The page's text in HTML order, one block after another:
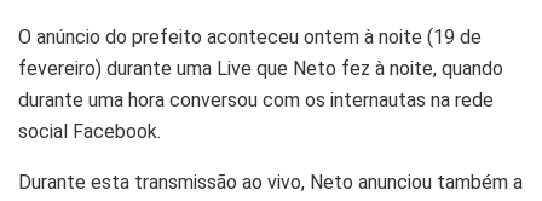
O anúncio do prefeito aconteceu ontem à noite (19 de
fevereiro) durante uma Live que Neto fez à noite, quando
durante uma hora conversou com os internautas na rede
social Facebook.
Durante esta transmissão ao vivo, Neto anunciou também a